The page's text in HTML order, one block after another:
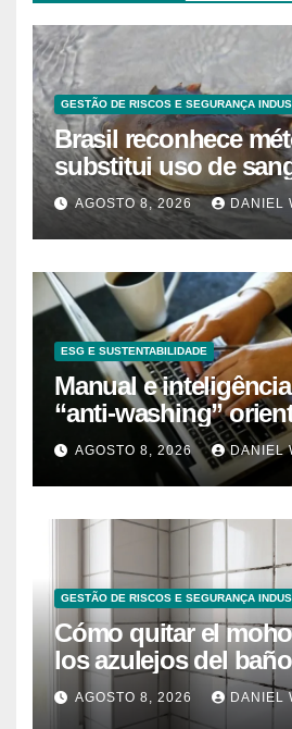
GESTÃO DE RISCOS E SEGURANÇA
Brasil reconhece
substitui uso de
caranguejo-ferradura
farmacêuticos
AGOSTO 8, 2026 DANIEL
ESG E SUSTENTABILIDADE
Manual e
“anti-washing”
empresas
AGOSTO 8, 2026 DANIEL
GESTÃO DE RISCOS E SEGURANÇA
Cómo quitar el
los azulejos del
caseros efectivos
AGOSTO 8, 2026 DANIEL